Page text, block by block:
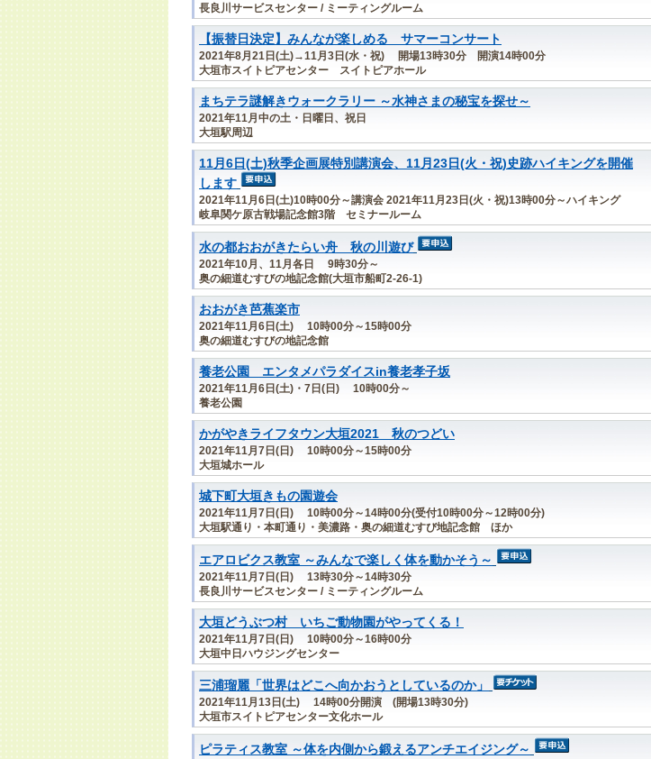
長良川サービスセンター / ミーティングルーム
【振替日決定】みんなが楽しめる サマーコンサート
2021年8月21日(土)→11月3日(水・祝) 開場13時30分 開演14時00分
大垣市スイトピアセンター スイトピアホール
まちテラ謎解きウォークラリー ～水神さまの秘宝を探せ～
2021年11月中の土・日曜日、祝日
大垣駅周辺
11月6日(土)秋季企画展特別講演会、11月23日(火・祝)史跡ハイキングを開催
します
2021年11月6日(土)10時00分～講演会 2021年11月23日(火・祝)13時00分～ハイキング
岐阜関ケ原古戦場記念館3階 セミナールーム
水の都おおがきたらい舟 秋の川遊び
2021年10月、11月各日 9時30分～
奥の細道むすびの地記念館(大垣市船町2‐26‐1)
おおがき芭蕉楽市
2021年11月6日(土) 10時00分～15時00分
奥の細道むすびの地記念館
養老公園 エンタメパラダイスin養老孝子坂
2021年11月6日(土)・7日(日) 10時00分～
養老公園
かがやきライフタウン大垣2021 秋のつどい
2021年11月7日(日) 10時00分～15時00分
大垣城ホール
城下町大垣きもの園遊会
2021年11月7日(日) 10時00分～14時00分(受付10時00分～12時00分)
大垣駅通り・本町通り・美濃路・奥の細道むすび地記念館 ほか
エアロビクス教室 ～みんなで楽しく体を動かそう～
2021年11月7日(日) 13時30分～14時30分
長良川サービスセンター / ミーティングルーム
大垣どうぶつ村 いちご動物園がやってくる！
2021年11月7日(日) 10時00分～16時00分
大垣中日ハウジングセンター
三浦瑠麗「世界はどこへ向かおうとしているのか」
2021年11月13日(土) 14時00分開演 (開場13時30分)
大垣市スイトピアセンター文化ホール
ピラティス教室 ～体を内側から鍛えるアンチエイジング～